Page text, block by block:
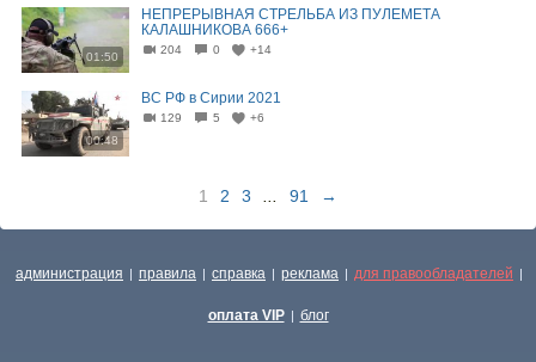
01:50
НЕПРЕРЫВНАЯ СТРЕЛЬБА ИЗ ПУЛЕМЕТА
КАЛАШНИКОВА 666+
204 0 +14
00:48
ВС РФ в Сирии 2021
129 5 +6
1 2 3 91 →
администрация | правила | справка | реклама | для правообладателей |
оплата VIP | блог